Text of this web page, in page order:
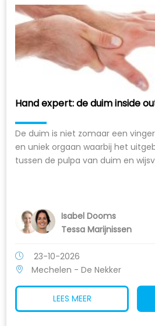
Hand expert: de duim inside
De duim is niet zomaar een
en uniek orgaan waarbij het
tussen de pulpa van duim en
Isabel Dooms
Tessa Marijnissen
23-10-2026
Mechelen - De Nekker
LEES MEER